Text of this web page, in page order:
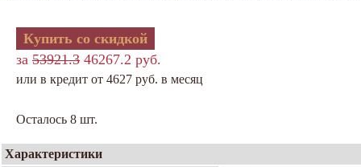
Купить со скидкой
за 53921.3 46267.2 руб.
или в кредит от 4627 руб. в месяц
Осталось 8 шт.
Характеристики